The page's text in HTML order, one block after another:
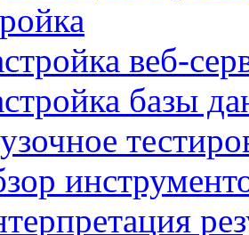
веб-
базы